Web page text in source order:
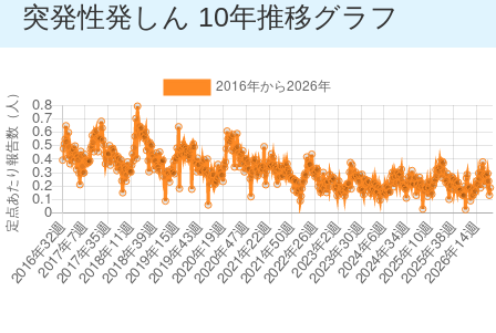
突発性発しん 10年推移グラフ